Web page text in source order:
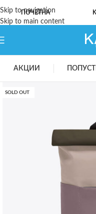
Skip to navigation
Skip to main content
ПОЧЕТНА
АКЦИИ
SOLD OUT